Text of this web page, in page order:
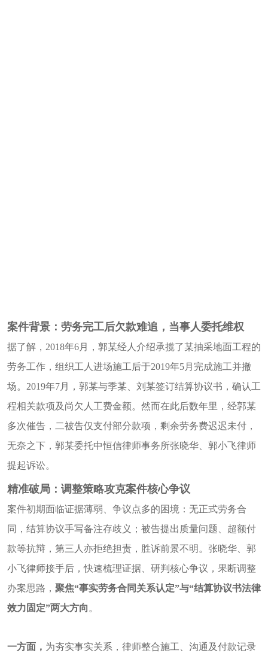
案件背景：劳务完工后欠款难追，当事人委托维权
据了解， 2018年6月，郭某经人介绍承揽了某抽采地面工程的
劳务工作，组织工人进场施工后于2019年5月完成施工并撤
场。2019年7月，郭某与季某、刘某签订结算协议书，确认工
程相关款项及尚欠人工费金额。然而在此后数年里，经郭某
多次催告，二被告仅支付部分款项，剩余劳务费迟迟未付，
无奈之下，郭某委托中恒信律师事务所张晓华、郭小飞律师
提起诉讼。
精准破局：调整策略攻克案件核心争议
案件初期面临证据薄弱、争议点多的困境：无正式劳务合
同，结算协议手写备注存歧义；被告提出质量问题、超额付
款等抗辩，第三人亦拒绝担责，胜诉前景不明。张晓华、郭
小飞律师接手后，快速梳理证据、研判核心争议，果断调整
办案思路， 聚焦“事实劳务合同关系认定”与“结算协议书法律
效力固定”两大方向 。
一方面， 为夯实事实关系，律师整合施工、沟通及付款记录